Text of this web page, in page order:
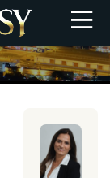
אלגרסי סוכנות